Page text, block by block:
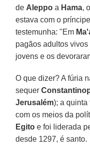
de Aleppo a Hama,
estava com o
testemunha: "Em
pagãos adultos
jovens e os
O que dizer? A fúria
sequer
Jerusalém); a quinta
com os meios da
Egito e foi liderada
desde 1297, é santo.